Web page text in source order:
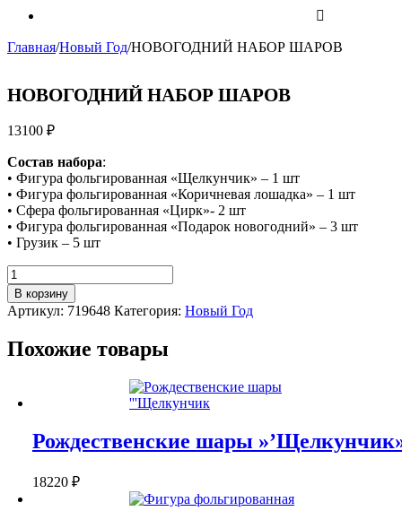
Главная/Новый Год/НОВОГОДНИЙ НАБОР ШАРОВ
НОВОГОДНИЙ НАБОР ШАРОВ
13100 ₽
Состав набора:
• Фигура фольгированная «Щелкунчик» – 1 шт
• Фигура фольгированная «Коричневая лошадка» – 1 шт
• Сфера фольгированная «Цирк»- 2 шт
• Фигура фольгированная «Подарок новогодний» – 3 шт
• Грузик – 5 шт
Количество
НОВОГОДНИЙ
НАБОР
ШАРОВ
В корзину
Артикул: 719648 Категория: Новый Год
Похожие товары
Рождественские шары
18220 ₽